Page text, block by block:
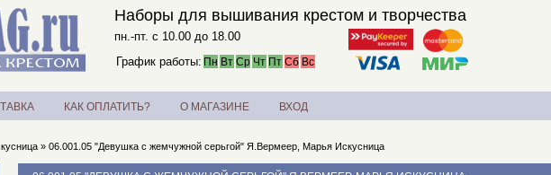
Наборы для вышивания крестом и творчества
пн.-пт. с 10.00 до 18.00
График работы: Пн Вт Ср Чт Пт Сб Вс
КАК ОПЛАТИТЬ? О МАГАЗИНЕ ВХОД
» 06.001.05 "Девушка с жемчужной серьгой" Я.Вермеер, Марья Искусница